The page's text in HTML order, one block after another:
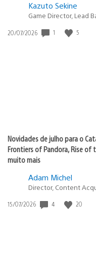
Kazuto Sekine
Game Director, Lead
Data
20/07/2026 1 5
Novidades de julho para o
Frontiers of Pandora, Rise of
muito mais
Adam Michel
Director, Content
Data
15/07/2026 4 20